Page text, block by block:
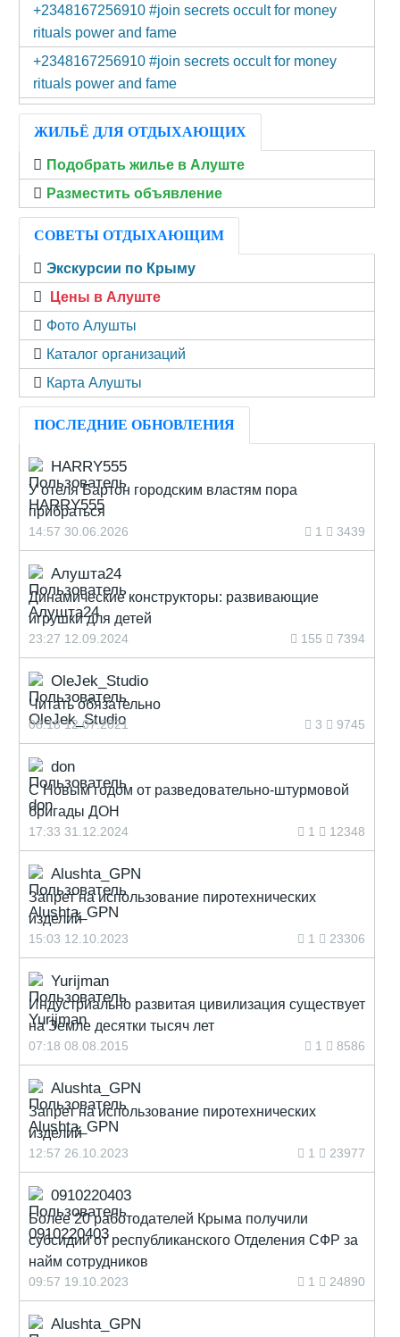
+2348167256910 #join secrets occult for money
rituals power and fame
+2348167256910 #join secrets occult for money
rituals power and fame
ЖИЛЬЁ ДЛЯ ОТДЫХАЮЩИХ
Подобрать жилье в Алуште
Разместить объявление
СОВЕТЫ ОТДЫХАЮЩИМ
Экскурсии по Крыму
Цены в Алуште
Фото Алушты
Каталог организаций
Карта Алушты
ПОСЛЕДНИЕ ОБНОВЛЕНИЯ
HARRY555
У отеля Бартон городским властям пора
прибраться
14:57 30.06.2026 1 3439
Алушта24
Динамические конструкторы: развивающие
игрушки для детей
23:27 12.09.2024 155 7394
OleJek_Studio
Читать обязательно
08:18 12.07.2021 3 9745
don
С Новым годом от разведовательно-штурмовой
бригады ДОН
17:33 31.12.2024 1 12348
Alushta_GPN
Запрет на использование пиротехнических
изделий
15:03 12.10.2023 1 23306
Yurijman
Индустриально развитая цивилизация существует
на Земле десятки тысяч лет
07:18 08.08.2015 1 8586
Alushta_GPN
Запрет на использование пиротехнических
изделий
12:57 26.10.2023 1 23977
0910220403
Более 20 работодателей Крыма получили
субсидии от республиканского Отделения СФР за
найм сотрудников
09:57 19.10.2023 1 24890
Alushta_GPN